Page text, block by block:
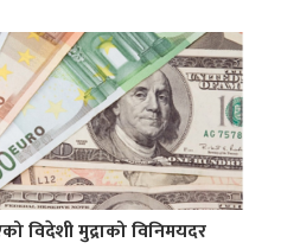
विदेशी मुद्राको विनिमयदर